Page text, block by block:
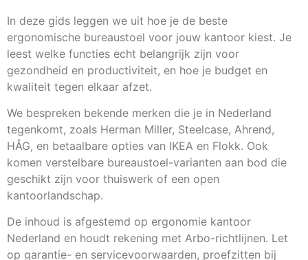
In deze gids leggen we uit hoe je de beste
ergonomische bureaustoel voor jouw kantoor kiest. Je
leest welke functies echt belangrijk zijn voor
gezondheid en productiviteit, en hoe je budget en
kwaliteit tegen elkaar afzet.
We bespreken bekende merken die je in Nederland
tegenkomt, zoals Herman Miller, Steelcase, Ahrend,
HÅG, en betaalbare opties van IKEA en Flokk. Ook
komen verstelbare bureaustoel-varianten aan bod die
geschikt zijn voor thuiswerk of een open
kantoorlandschap.
De inhoud is afgestemd op ergonomie kantoor
Nederland en houdt rekening met Arbo-richtlijnen. Let
op garantie- en servicevoorwaarden, proefzitten bij